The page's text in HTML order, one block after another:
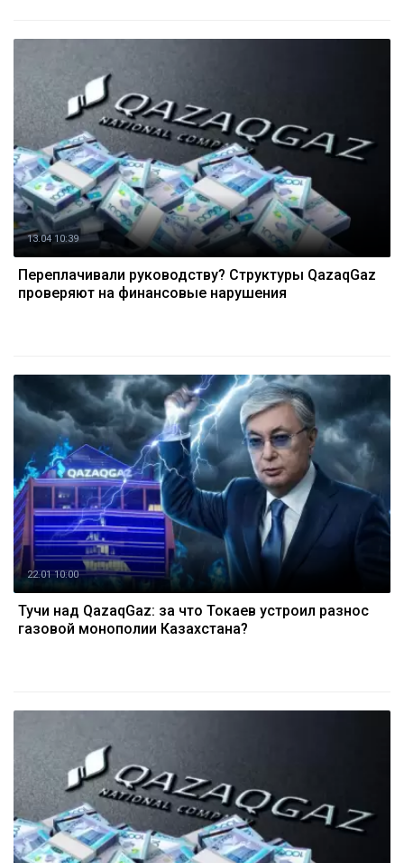
13.04 10:39
Переплачивали руководству? Структуры QazaqGaz
проверяют на финансовые нарушения
22.01 10:00
Тучи над QazaqGaz: за что Токаев устроил разнос
газовой монополии Казахстана?